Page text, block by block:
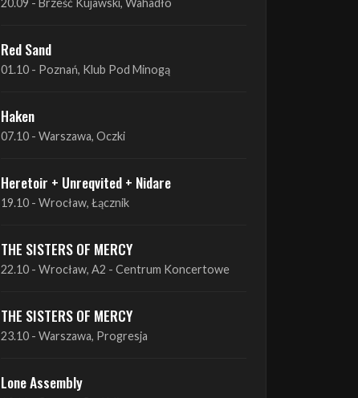
01.10 - Poznań, Klub Pod Minogą
Haken
07.10 - Warszawa, Oczki
Heretoir + Unreqvited + Nidare
19.10 - Wrocław, Łącznik
THE SISTERS OF MERCY
22.10 - Wrocław, A2 - Centrum Koncertowe
THE SISTERS OF MERCY
23.10 - Warszawa, Progresja
Lone Assembly
13.11 - Poznań, Pod Minogą
Lone Assembly